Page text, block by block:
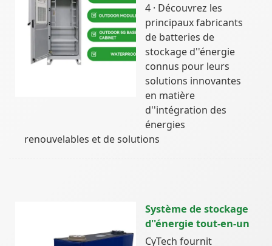
4 · Découvrez les
principaux fabricants
de batteries de
stockage d''énergie
connus pour leurs
solutions innovantes
en matière
d''intégration des
énergies
renouvelables et de solutions
Système de stockage
d''énergie tout-en-un
CyTech fournit